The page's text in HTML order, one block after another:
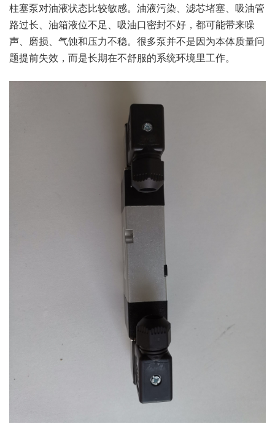
柱塞泵对油液状态比较敏感。油液污染、滤芯堵塞、吸油管
路过长、油箱液位不足、吸油口密封不好，都可能带来噪
声、磨损、气蚀和压力不稳。很多泵并不是因为本体质量问
题提前失效，而是长期在不舒服的系统环境里工作。